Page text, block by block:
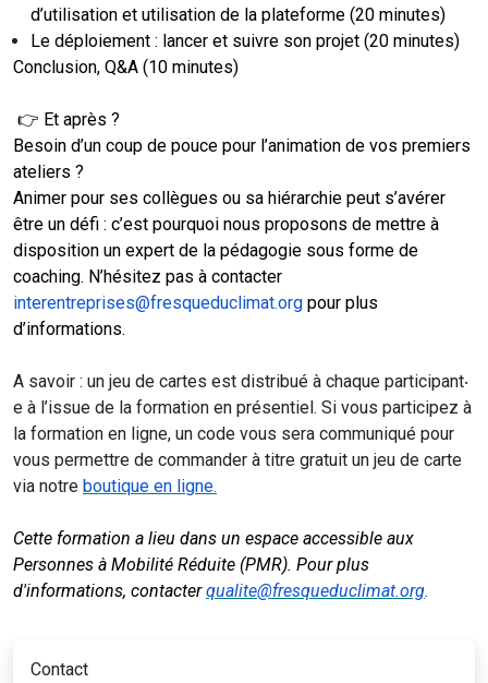
d’utilisation et utilisation de la plateforme (20 minutes)
Le déploiement : lancer et suivre son projet (20 minutes)
Conclusion, Q&A (10 minutes)
👉 Et après ?
Besoin d’un coup de pouce pour l’animation de vos premiers
ateliers ?
Animer pour ses collègues ou sa hiérarchie peut s’avérer
être un défi : c’est pourquoi nous proposons de mettre à
disposition un expert de la pédagogie sous forme de
coaching. N’hésitez pas à contacter
interentreprises@fresqueduclimat.org pour plus
d’informations.
A savoir : un jeu de cartes est distribué à chaque participant‧
e à l’issue de la formation en présentiel. Si vous participez à
la formation en ligne, un code vous sera communiqué pour
vous permettre de commander à titre gratuit un jeu de carte
via notre boutique en ligne.
Cette formation a lieu dans un espace accessible aux
Personnes à Mobilité Réduite (PMR). Pour plus
d'informations, contacterqualite@fresqueduclimat.org.
Contact